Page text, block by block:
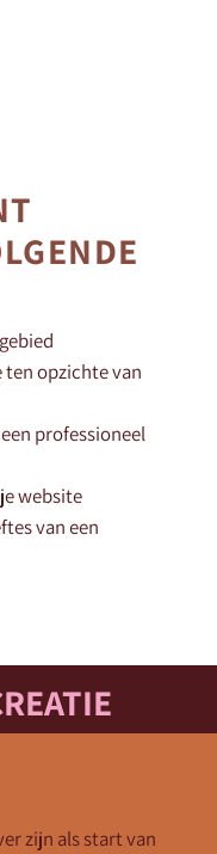
opzichte van
professioneel
website
van een
zijn als start van